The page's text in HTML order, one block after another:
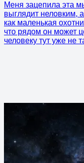
Меня зацепила эта
выглядит неловким,
как маленькая
что рядом он может
человеку тут уже не